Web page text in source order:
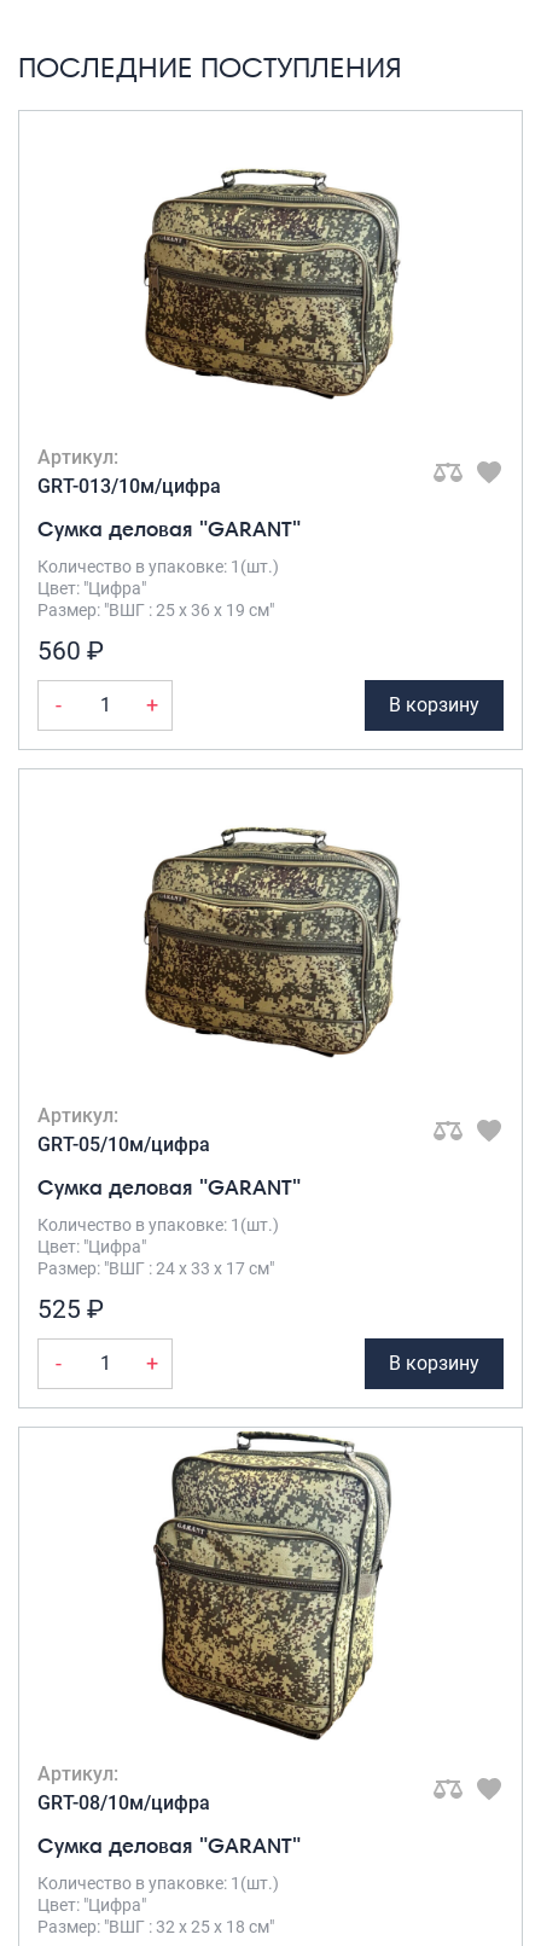
Чемоданы детские
Пилоты на колесах
Рюкзаки детские для детских
чемоданов
Бьюти-кейсы
Саквояжи
Распродажа
Сумки спортивные
Сумки деловые
Сумки поясные
Сумки-рюкзаки на колёсах
Рюкзаки
Рюкзаки школьные
Рюкзаки подростковые
Ранцы школьные
Рюкзаки детские
Рюкзаки туристические
Рюкзаки для охоты-рыбалки
Рюкзаки на колесах
Кейсы
Планшеты
Аксессуары
Чехлы для чемоданов
ПОСЛЕДНИЕ ПОСТУПЛЕНИЯ
Артикул:
GRT-013/10м/цифра
Сумка деловая "GARANT"
Количество в упаковке: 1(шт.)
Цвет: "Цифра"
Размер: "ВШГ : 25 х 36 х 19 см"
560 ₽
- + В корзину
Артикул:
GRT-05/10м/цифра
Сумка деловая "GARANT"
Количество в упаковке: 1(шт.)
Цвет: "Цифра"
Размер: "ВШГ : 24 х 33 х 17 см"
525 ₽
- + В корзину
Артикул:
GRT-08/10м/цифра
Сумка деловая "GARANT"
Количество в упаковке: 1(шт.)
Цвет: "Цифра"
Размер: "ВШГ : 32 х 25 х 18 см"